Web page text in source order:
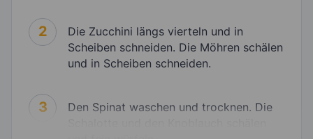
2
Die Zucchini längs vierteln und in
Scheiben schneiden. Die Möhren schälen
und in Scheiben schneiden.
3
Den Spinat waschen und trocknen. Die